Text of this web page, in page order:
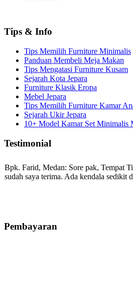
Tips & Info
Tips Memilih Furniture Minimalis
Panduan Membeli Meja Makan
Tips Mengatasi Furniture Kusam
Sejarah Kota Jepara
Furniture Klasik Eropa
Mebel Jepara
Tips Memilih Furniture Kamar
Sejarah Ukir Jepara
10+ Model Kamar Set Minimalis
Testimonial
Bpk. Farid, Medan: Sore pak, Tempat
sudah saya terima. Ada kendala sedikit
bale2 dan kursi teras saya sudah saya
Pembayaran